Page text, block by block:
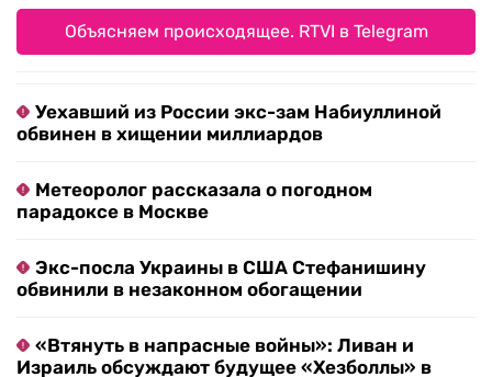
Объясняем происходящее. RTVI в Telegram
Уехавший из России экс-зам Набиуллиной
обвинен в хищении миллиардов
Метеоролог рассказала о погодном
парадоксе в Москве
Экс-посла Украины в США Стефанишину
обвинили в незаконном обогащении
«Втянуть в напрасные войны»: Ливан и
Израиль обсуждают будущее «Хезболлы» в